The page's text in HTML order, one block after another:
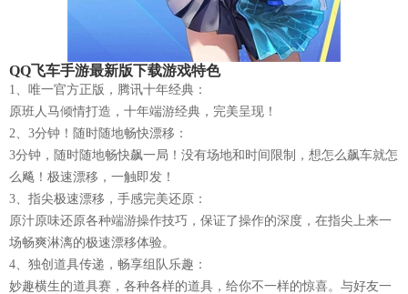
QQ飞车手游最新版下载游戏特色
1、唯一官方正版，腾讯十年经典：
原班人马倾情打造，十年端游经典，完美呈现！
2、3分钟！随时随地畅快漂移：
3分钟，随时随地畅快飙一局！没有场地和时间限制，想怎么飙车就怎
么飚！极速漂移，一触即发！
3、指尖极速漂移，手感完美还原：
原汁原味还原各种端游操作技巧，保证了操作的深度，在指尖上来一
场畅爽淋漓的极速漂移体验。
4、独创道具传递，畅享组队乐趣：
妙趣横生的道具赛，各种各样的道具，给你不一样的惊喜。与好友一